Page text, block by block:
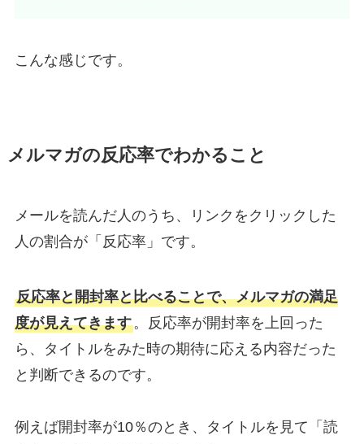
こんな感じです。
メルマガの反応率でわかること
メールを読んだ人のうち、リンクをクリックした
人の割合が「反応率」です。
反応率と開封率と比べることで、メルマガの満足
度が見えてきます。反応率が開封率を上回った
ら、タイトルをみた時の期待に応える内容だった
と判断できるのです。
例えば開封率が10％のとき、タイトルを見て「読